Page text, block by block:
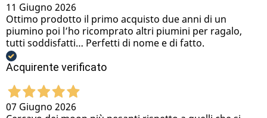
11 Giugno 2026
Ottimo prodotto il primo acquisto due anni di un
piumino poi l’ho ricomprato altri piumini per ragalo,
tutti soddisfatti… Perfetti di nome e di fatto.
Acquirente verificato
07 Giugno 2026